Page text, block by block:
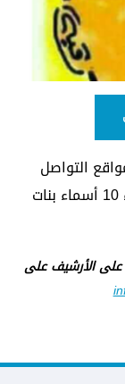
التواصل
الاجتماعي، فقام من ريك هذا الوجه بإخفاء 10 أسماء بنات
على الأرشيف على